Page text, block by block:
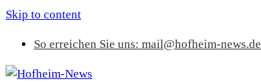
Skip to content
So erreichen Sie uns: mail@hofheim-news.de